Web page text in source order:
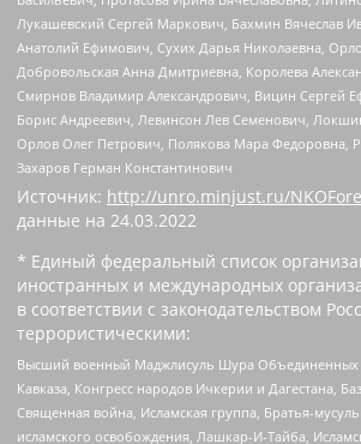
Лукашевский Сергей Маркович, Бахмин Вячеслав
Анатолий Ефимович, Сухих Дарья Николаевна,
Добровольская Анна Дмитриевна, Королева
Смирнов Владимир Александрович, Вицин Сергей
Борис Андреевич, Левинсон Лев Семенович,
Орлов Олег Петрович, Полякова Мара Федоровна,
Захаров Герман Константинович
Источник: http://unro.minjust.ru/
данные на 24.03.2022
* Единый федеральный список
иностранных и международных
в соответствии с законодательством
террористическими:
Высший военный Маджлисуль Шура Объединенных
Кавказа, Конгресс народов Ичкерии и Дагестана,
Священная война, Исламская группа, Братья-
исламского освобождения, Лашкар-И-Тайба,